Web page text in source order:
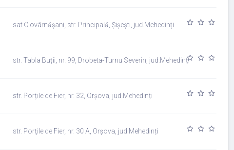
sat Ciovârnășani, str. Principală, Șișești, jud.Mehedinți star_outline star_outline star_outline
str. Tabla Buții, nr. 99, Drobeta-Turnu Severin, jud.Mehedințistar_outline star_outline star_outline
str. Porțile de Fier, nr. 32, Orșova, jud.Mehedinți star_outline star_outline star_outline
str. Porţile de Fier, nr. 30 A, Orșova, jud.Mehedinți star_outline star_outline star_outline